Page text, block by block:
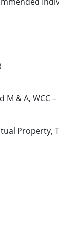
& A, WCC –
Property,